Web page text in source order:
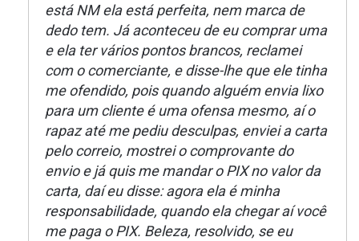
está NM ela está perfeita, nem marca de
dedo tem. Já aconteceu de eu comprar uma
e ela ter vários pontos brancos, reclamei
com o comerciante, e disse-lhe que ele tinha
me ofendido, pois quando alguém envia lixo
para um cliente é uma ofensa mesmo, aí o
rapaz até me pediu desculpas, enviei a carta
pelo correio, mostrei o comprovante do
envio e já quis me mandar o PIX no valor da
carta, daí eu disse: agora ela é minha
responsabilidade, quando ela chegar aí você
me paga o PIX. Beleza, resolvido, se eu